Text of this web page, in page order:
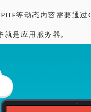
PHP等动态内容需要通
就是应用服务器。